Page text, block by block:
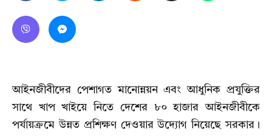
আইনজীবীদের পেশাগত মানোন্নয়ন এবং আধুনিক প্রযুক্তির
সাথে খাপ খাইয়ে নিতে দেশের ৮০ হাজার আইনজীবীকে
পর্যায়ক্রমে উন্নত প্রশিক্ষণ দেওয়ার উদ্যোগ নিয়েছে সরকার।